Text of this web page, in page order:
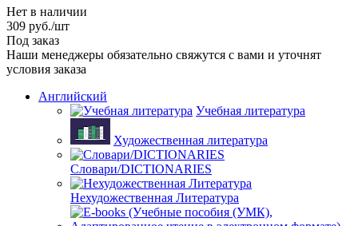
Нет в наличии
309 руб./шт
Под заказ
Наши менеджеры обязательно свяжутся с вами и уточнят
условия заказа
Английский
Учебная литература
Художественная литература
Словари/DICTIONARIES
Нехудожественная Литература